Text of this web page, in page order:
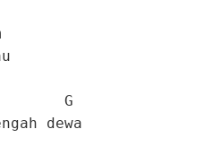
dewa